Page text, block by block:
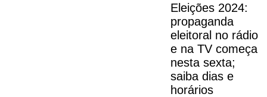
Eleições 2024:
propaganda
eleitoral no rádio
e na TV começa
nesta sexta;
saiba dias e
horários